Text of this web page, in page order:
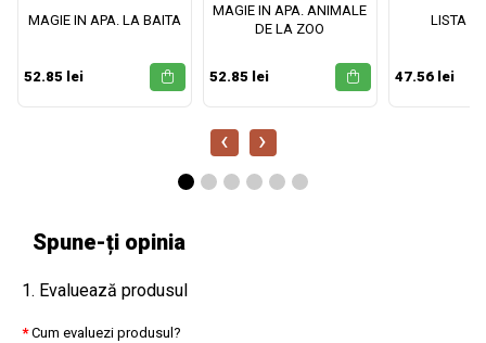
MAGIE IN APA. LA BAITA
52.85 lei
MAGIE IN APA. ANIMALE
DE LA ZOO
52.85 lei
LISTA
47.56 lei
‹ ›
Spune-ți opinia
1. Evaluează produsul
Cum evaluezi produsul?